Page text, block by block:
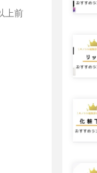
上前